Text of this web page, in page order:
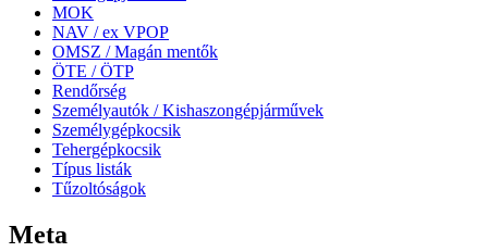
MOK
NAV / ex VPOP
OMSZ / Magán mentők
ÖTE / ÖTP
Rendőrség
Személyautók / Kishaszongépjárművek
Személygépkocsik
Tehergépkocsik
Típus listák
Tűzoltóságok
Meta